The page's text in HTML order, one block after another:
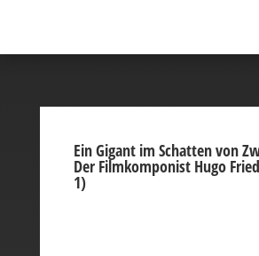
Ein Gigant im Schatten von
Der Filmkomponist Hugo
1)